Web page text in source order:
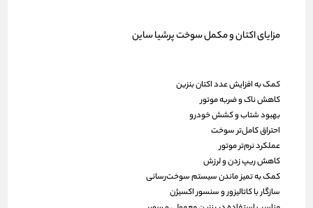
مزایای اکتان و مکمل سوخت پرشیا ساین
کمک به افزایش عدد اکتان بنزین
کاهش ناک و ضربه موتور
بهبود شتاب و کشش خودرو
احتراق کامل‌تر سوخت
عملکرد نرم‌تر موتور
کاهش ریپ زدن و لرزش
کمک به تمیز ماندن سیستم سوخت‌رسانی
سازگار با کاتالیزور و سنسور اکسیژن